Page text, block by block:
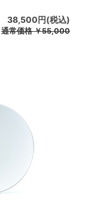
38,500円(税込)
通常価格￥55,000